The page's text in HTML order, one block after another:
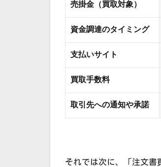
売掛金（買取対象）
資金調達のタイミング
支払いサイト
買取手数料
取引先への通知や承諾
それでは次に、「注文書